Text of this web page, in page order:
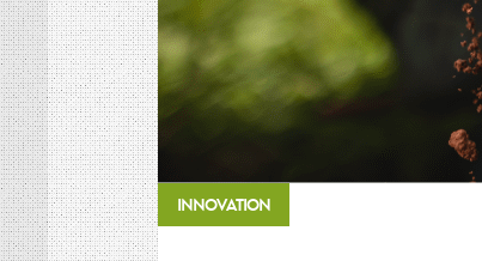
Google+
INNOVATION